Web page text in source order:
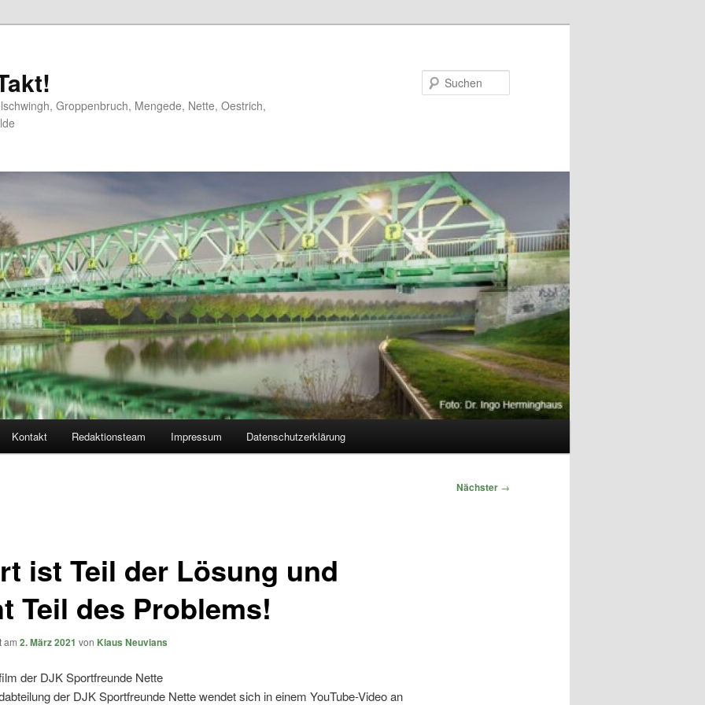
Groppenbruch, Mengede, Nette, Oestrich,
Kontakt Redaktionsteam Impressum Datenschutzerklärung
Nächster →
ist Teil der Lösung und
Teil des Problems!
am 2. März 2021 von Klaus Neuvians
der DJK Sportfreunde Nette
der DJK Sportfreunde Nette wendet sich in einem YouTube-Video an